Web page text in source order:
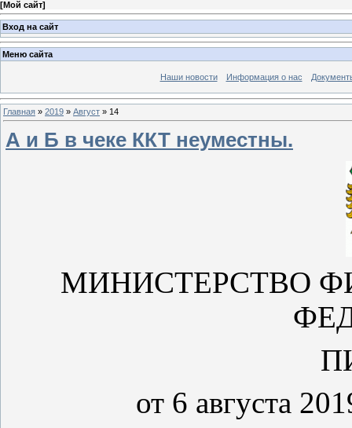
[Мой сайт]
Вход на сайт
Меню сайта
Наши новости Информация о нас
Главная » 2019 » Август » 14
А и Б в чеке ККТ неуместны.
МИНИСТЕРСТВО
от 6 августа